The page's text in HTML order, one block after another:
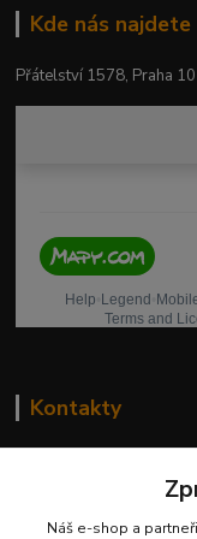
Kde nás najdete
Přátelství 1578, Praha
Kontakty
739 001 068
Náš e-shop a